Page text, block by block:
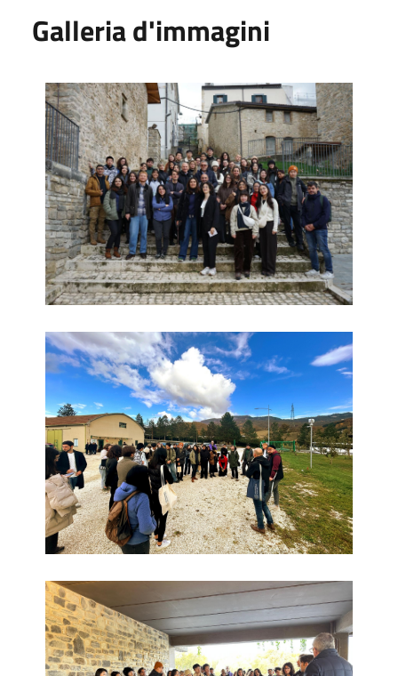
Galleria d'immagini
Politecnico Milano
Politecnico Milano
Politecnico Milano